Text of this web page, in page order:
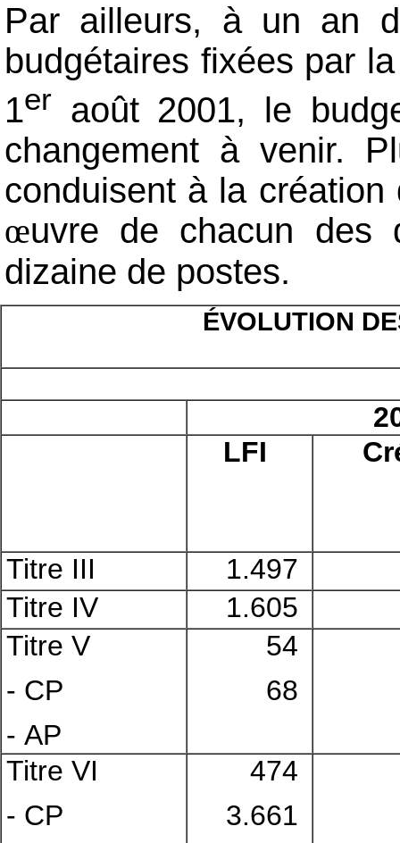
Par ailleurs, à un an
budgétaires fixées par
1er août 2001, le
changement à venir.
conduisent à la
œuvre de chacun des
dizaine de postes.
ÉVOLUTION
LFI
Titre III
1.497
Titre IV
1.605
Titre V
- CP
- AP
54
68
Titre VI
- CP
474
3.661